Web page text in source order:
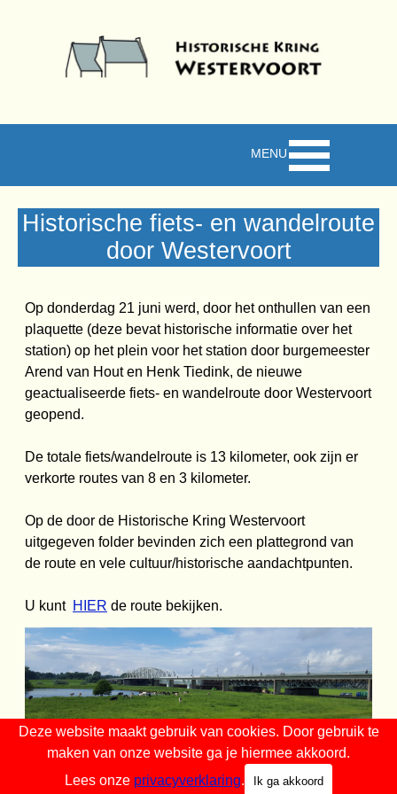
Historische fiets- en wandelroute
door Westervoort
Op donderdag 21 juni werd, door het onthullen van een
plaquette (deze bevat historische informatie over het
station) op het plein voor het station door burgemeester
Arend van Hout en Henk Tiedink, de nieuwe
geactualiseerde fiets- en wandelroute door Westervoort
geopend.
De totale fiets/wandelroute is 13 kilometer, ook zijn er
verkorte routes van 8 en 3 kilometer.
Op de door de Historische Kring Westervoort
uitgegeven folder bevinden zich een plattegrond van
de route en vele cultuur/historische aandachtpunten.
U kunt HIER de route bekijken.
Historische Kring Westervoort - Bijgewerkt op 2-4-2026
Deze website maakt gebruik van cookies. Door gebruik te
maken van onze website ga je hiermee akkoord.
Lees onze privacyverklaring. Ik ga akkoord